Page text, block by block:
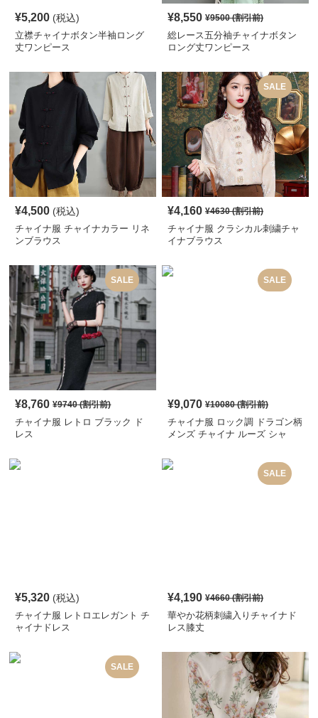
¥5,200 (税込)
立襟チャイナボタン半袖ロング
丈ワンピース
¥8,550 ¥9500(割引前)
総レース五分袖チャイナボタン
ロング丈ワンピース
¥4,500 (税込)
チャイナ服 チャイナカラー リネ
ンブラウス
SALE
¥4,160 ¥4630(割引前)
チャイナ服 クラシカル刺繍チャ
イナブラウス
SALE
¥8,760 ¥9740(割引前)
チャイナ服 レトロ ブラック ド
レス
SALE
¥9,070 ¥10080(割引前)
チャイナ服 ロック調 ドラゴン柄
メンズ チャイナ ルーズ シャ
¥5,320 (税込)
チャイナ服 レトロエレガント チ
ャイナドレス
SALE
¥4,190 ¥4660(割引前)
華やか花柄刺繍入りチャイナド
レス膝丈
SALE